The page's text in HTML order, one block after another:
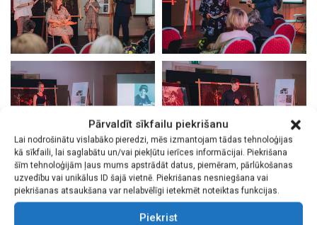
Pārvaldīt sīkfailu piekrišanu
Lai nodrošinātu vislabāko pieredzi, mēs izmantojam tādas tehnoloģijas
kā sīkfaili, lai saglabātu un/vai piekļūtu ierīces informācijai. Piekrišana
šīm tehnoloģijām ļaus mums apstrādāt datus, piemēram, pārlūkošanas
uzvedību vai unikālus ID šajā vietnē. Piekrišanas nesniegšana vai
piekrišanas atsaukšana var nelabvēlīgi ietekmēt noteiktas funkcijas.
Piekrist